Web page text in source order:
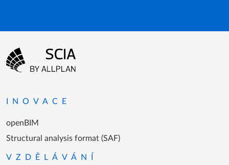
Menu patičky
INOVACE
openBIM
Structural analysis format (SAF)
VZDĚLÁVÁNÍ